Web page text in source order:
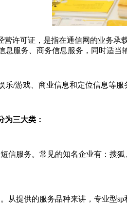
营许可证，是指在通信网的业务
服务、商务信息服务，同时适当
/游戏、商业信息和定位信息等
为三大类：
信服务。常见的知名企业有：搜
从提供的服务品种来讲，专业型